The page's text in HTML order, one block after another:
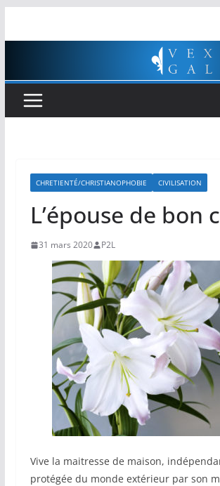
CHRETIENTÉ/CHRISTIANOPHOBIE CIVILISATION
L’épouse de bon
31 mars 2020 P2L
Vive la maitresse de maison,
protégée du monde extérieur par son